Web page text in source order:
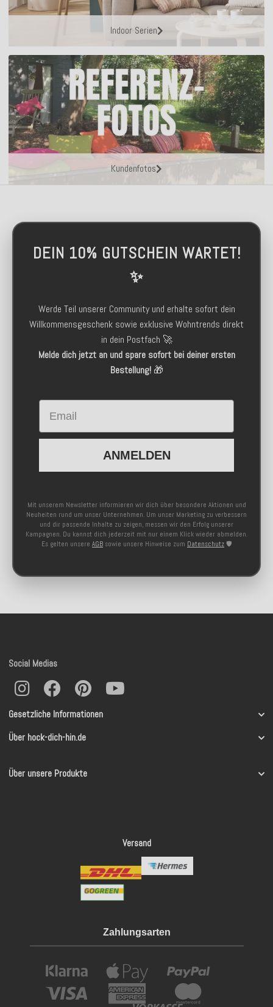
Indoor Serien
Kundenfotos
DEIN 10% GUTSCHEIN WARTET!
✨
Werde Teil unserer Community und erhalte sofort dein
Willkommensgeschenk sowie exklusive Wohntrends direkt
in dein Postfach 🚀
Melde dich jetzt an und spare sofort bei deiner ersten
Bestellung!🎁
Email
ANMELDEN
Mit unserem Newsletter informieren wir dich über besondere Aktionen und
Neuheiten rund um unser Unternehmen. Um unser Marketing zu verbessern
und dir passende Inhalte zu zeigen, messen wir den Erfolg unserer
Kampagnen. Du kannst dich jederzeit mit nur einem Klick wieder abmelden.
Es gelten unsere AGB sowie unsere Hinweise zum Datenschutz 🛡️
Gesetzliche Informationen
Über hock-dich-hin.de
Über unsere Produkte
Social Medias
Versand
Zahlungsarten